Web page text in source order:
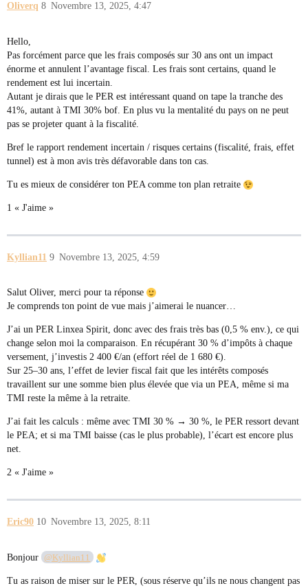
Oliverq Novembre 13, 2025, 4:47
8
Hello,
Pas forcément parce que les frais composés sur 30 ans ont un impact
énorme et annulent l’avantage fiscal. Les frais sont certains, quand le
rendement est lui incertain.
Autant je dirais que le PER est intéressant quand on tape la tranche des
41%, autant à TMI 30% bof. En plus vu la mentalité du pays on ne peut
pas se projeter quant à la fiscalité.
Bref le rapport rendement incertain / risques certains (fiscalité, frais, effet
tunnel) est à mon avis très défavorable dans ton cas.
Tu es mieux de considérer ton PEA comme ton plan retraite
1 « J'aime »
Kyllian11 Novembre 13, 2025, 4:59
9
Salut Oliver, merci pour ta réponse
Je comprends ton point de vue mais j’aimerai le nuancer…
J’ai un PER Linxea Spirit, donc avec des frais très bas (0,5 % env.), ce qui
change selon moi la comparaison. En récupérant 30 % d’impôts à chaque
versement, j’investis 2 400 €/an (effort réel de 1 680 €).
Sur 25–30 ans, l’effet de levier fiscal fait que les intérêts composés
travaillent sur une somme bien plus élevée que via un PEA, même si ma
TMI reste la même à la retraite.
J’ai fait les calculs : même avec TMI 30 % → 30 %, le PER ressort devant
le PEA; et si ma TMI baisse (cas le plus probable), l’écart est encore plus
net.
2 « J'aime »
Eric90 Novembre 13, 2025, 8:11
10
Bonjour @Kyllian11
Tu as raison de miser sur le PER, (sous réserve qu’ils ne nous changent pas